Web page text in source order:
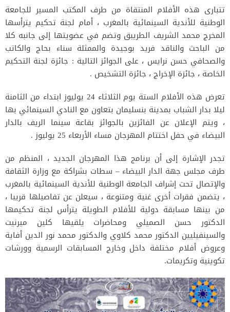
تتبارى هذه الأفلام المنتقاة من طرف المكتب المسير للجامعة
الوطنية للأندية السينمائية بالمغرب ، أمام لجنة تحكيم يترأسها
المخرج محمد الشريف الطريبق وتضم في عضويتها إلى جانبه كلا
من الباحث والناقد فريد بوجيدة والممثلة سناء بحاج والكاتب
والصحافي حسن نرايس ، على الجوائز التالية : جائزة لجنة التحكيم
الخاصة ، جائزة الإخراج ، جائزة التشخيص .
تعرض هذه الأفلام الستة يوم الثلاثاء 24 يوليوز ابتداء من الثامنة
ليلا بدار الشباب بمدينة بنسليمان بتعاون مع النادي السينمائي بها
، ويتم الإعلان عن الفائزين بالجوائز بقاعة سينما الريف بالدار
البيضاء في حفل اختتام المهرجان مساء الأربعاء 25 يوليوز .
تجدر الإشارة إلى أن برنامج هذا المهرجان الجديد ، المنظم من
طرف مجلس جهة الدار البيضاء – سطات بشراكة مع وزارة الثقافة
والإتصال تحت إشراف الجامعة الوطنية للأندية السينمائية بالمغرب
، يتضمن فقرات أخرى غنية ومتنوعة ، سيعلن عن تفاصيلها قريبا ،
من بينها مسابقة دولية للأفلام الطويلة يترأس لجنة تحكيمها
الدكتور حسن الصميلي ومحاضرات يلقيها كلين ميرنيت
والسينفيليين الدكتور محمد كلاوي والدكتور محمد نور الدين أفاية
وعروض أفلام مختلفة داخل وخارج المسابقات الرسمية وورشات
تكوينية وتكريمات.